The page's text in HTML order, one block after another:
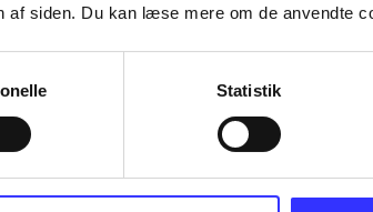
af siden. Du kan læse mere om de anvendte
Statistik